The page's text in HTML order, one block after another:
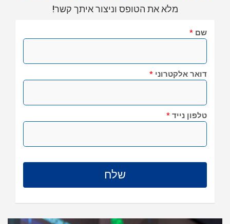
מלא את הטופס וניצור איתך קשר!
שם *
דואר אלקטרוני *
טלפון נייד *